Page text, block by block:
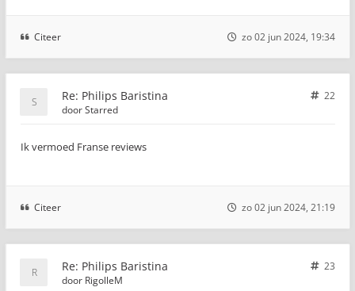
Citeer zo 02 jun 2024, 19:34
Re: Philips Baristina
22
doorStarred
Ik vermoed Franse reviews
Citeer zo 02 jun 2024, 21:19
Re: Philips Baristina
23
door RigolleM